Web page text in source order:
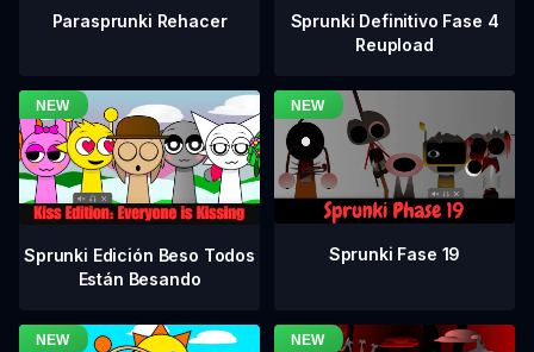
Parasprunki Rehacer
Sprunki Definitivo Fase 4
Reupload
Sprunki Edición Beso Todos
Están Besando
Sprunki Fase 19